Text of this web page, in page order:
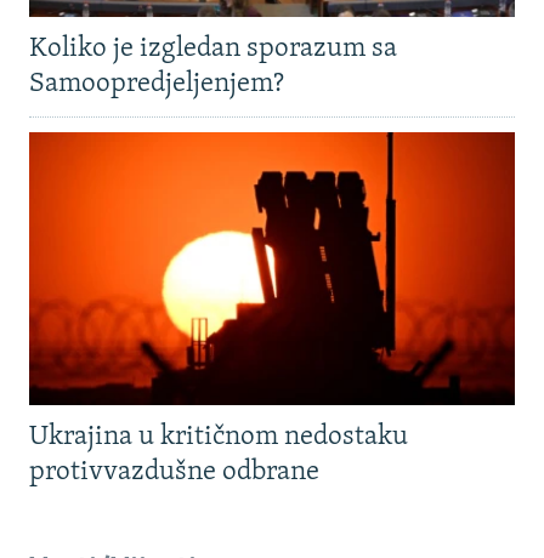
Koliko je izgledan sporazum sa
Samoopredjeljenjem?
Ukrajina u kritičnom nedostaku
protivvazdušne odbrane